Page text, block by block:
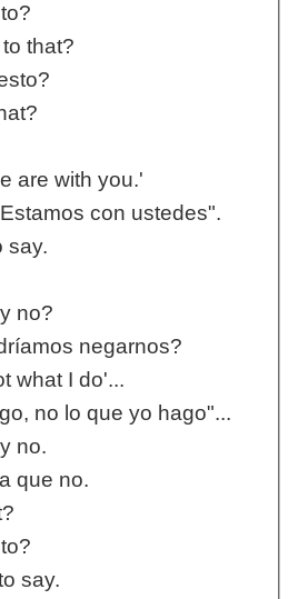
that?
are with you.'
con ustedes".
say.
no?
negarnos?
what I do'...
no lo que yo hago"...
no.
que no.
say.